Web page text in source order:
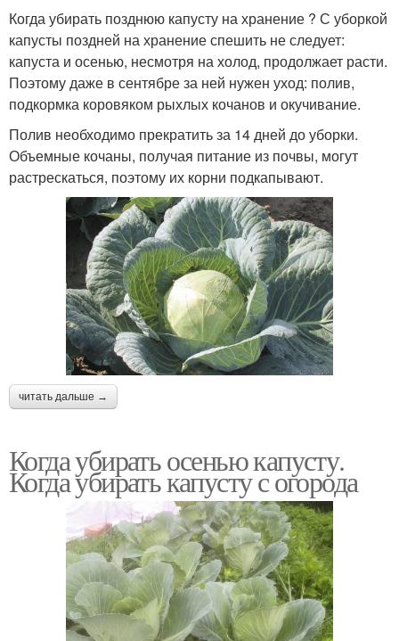
Когда убирать позднюю капусту на хранение ? С уборкой
капусты поздней на хранение спешить не следует:
капуста и осенью, несмотря на холод, продолжает расти.
Поэтому даже в сентябре за ней нужен уход: полив,
подкормка коровяком рыхлых кочанов и окучивание.
Полив необходимо прекратить за 14 дней до уборки.
Объемные кочаны, получая питание из почвы, могут
растрескаться, поэтому их корни подкапывают.
читать дальше →
Когда убирать осенью капусту.
Когда убирать капусту с огорода